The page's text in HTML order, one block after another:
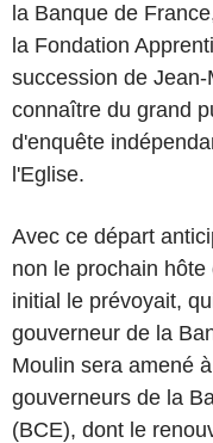
la Banque de
la Fondation
succession de
connaître du grand
d'enquête
l'Eglise.
Avec ce départ
non le prochain
initial le prévoyait,
gouverneur de la
Moulin sera amené
gouverneurs de la
(BCE), dont le